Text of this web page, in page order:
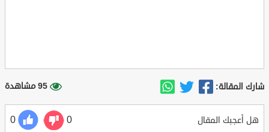
شارك المقالة: 95 مشاهدة
هل أعجبك المقال 0
0